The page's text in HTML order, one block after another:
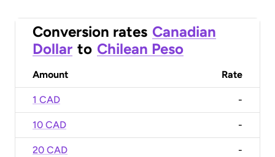
Conversion rates Canadian
Dollar to Chilean Peso
Amount Rate
1 CAD -
10 CAD -
20 CAD -